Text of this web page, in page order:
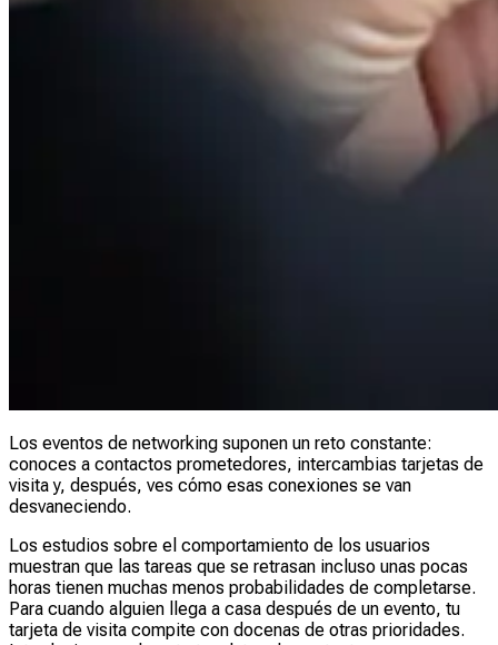
Los eventos de networking suponen un reto constante:
conoces a contactos prometedores, intercambias tarjetas de
visita y, después, ves cómo esas conexiones se van
desvaneciendo.
Los estudios sobre el comportamiento de los usuarios
muestran que las tareas que se retrasan incluso unas pocas
horas tienen muchas menos probabilidades de completarse.
Para cuando alguien llega a casa después de un evento, tu
tarjeta de visita compite con docenas de otras prioridades.